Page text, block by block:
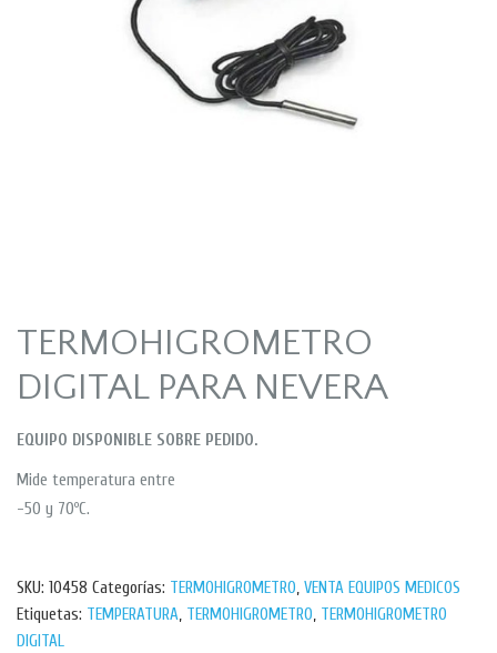
TERMOHIGROMETRO
DIGITAL PARA NEVERA
EQUIPO DISPONIBLE SOBRE PEDIDO.
Mide temperatura entre
-50 y 70ºC.
SKU: 10458 Categorías: TERMOHIGROMETRO, VENTA EQUIPOS MEDICOS
Etiquetas: TEMPERATURA, TERMOHIGROMETRO, TERMOHIGROMETRO
DIGITAL